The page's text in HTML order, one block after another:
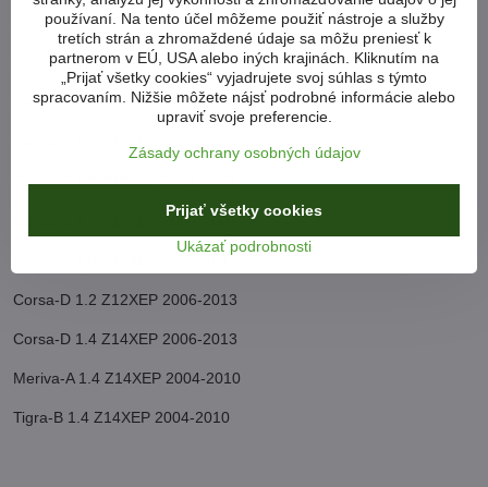
Corsa-B 1.2 X12XE 1997-2000
Corsa-C 1.0 Z10XE 2000-2007
Corsa-C 1.0 Z10XEP 2003-2007
Corsa-C 1.2 Z12XEP 2004-2007
Corsa-C 1.4 Z14XEP 2003-2007
Corsa-D 1.0 Z10XEP 2006-2013
Corsa-D 1.2 Z12XEP 2006-2013
Corsa-D 1.4 Z14XEP 2006-2013
Meriva-A 1.4 Z14XEP 2004-2010
Tigra-B 1.4 Z14XEP 2004-2010
používaní. Na tento účel môžeme použiť nástroje a služby
tretích strán a zhromaždené údaje sa môžu preniesť k
partnerom v EÚ, USA alebo iných krajinách. Kliknutím na
„Prijať všetky cookies“ vyjadrujete svoj súhlas s týmto
spracovaním. Nižšie môžete nájsť podrobné informácie alebo
upraviť svoje preferencie.
Zásady ochrany osobných údajov
Ukázať podrobnosti
Prijať všetky cookies